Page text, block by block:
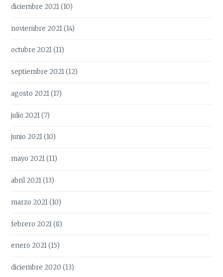
diciembre 2021(10)
noviembre 2021(14)
octubre 2021(11)
septiembre 2021(12)
agosto 2021(17)
julio 2021(7)
junio 2021(10)
mayo 2021(11)
abril 2021(13)
marzo 2021(10)
febrero 2021(8)
enero 2021(15)
diciembre 2020 (13)